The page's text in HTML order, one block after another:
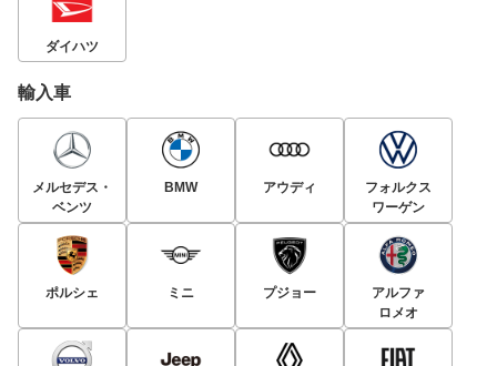
ダイハツ
輸入車
メルセデス・
ベンツ
BMW アウディ
フォルクス
ワーゲン
ポルシェ ミニ プジョー
アルファ
ロメオ